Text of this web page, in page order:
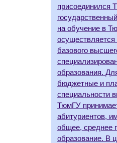
присоединился
на обучение в
базового
образования.
бюджетные и
специальности
ТюмГУ
абитуриентов,
общее, среднее
образование. В